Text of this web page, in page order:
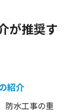
が推奨す
紹介
防水工事の重